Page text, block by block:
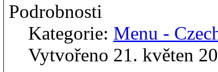
Podrobnosti
Kategorie: Menu -
Vytvořeno 21. květen